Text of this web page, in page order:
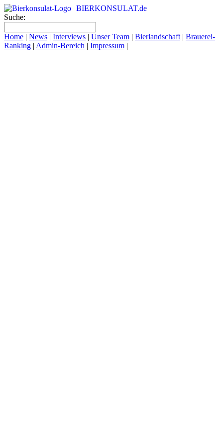
BIERKONSULAT.de
Suche:
Home | News | Interviews | Unser Team | Bierlandschaft | Brauerei-
Ranking | Admin-Bereich | Impressum |